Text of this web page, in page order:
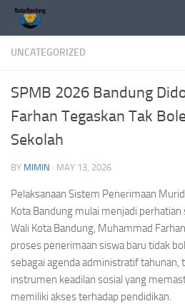
Skip to content
UNCATEGORIZED
SPMB 2026 Bandung
Farhan Tegaskan Tak
Sekolah
BY MIMIN · MAY 13, 2026
Pelaksanaan Sistem Penerimaan
Kota Bandung mulai menjadi
Wali Kota Bandung, Muhammad
proses penerimaan siswa baru tidak
sebagai agenda administratif tahunan,
instrumen keadilan sosial yang
memiliki akses terhadap pendidikan.